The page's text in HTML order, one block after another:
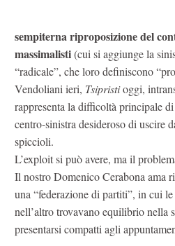
sempiterna riproposizione del
massimalisti(cui si aggiunge la
“radicale”, che loro definiscono
Vendoliani ieri, Tsipristioggi,
rappresenta la difficoltà principale
centro-sinistra desideroso di uscire
spiccioli.
L’exploit si può avere, ma il
Il nostro Domenico Cerabona ama
una “federazione di partiti”, in cui
nell’altro trovavano equilibrio nella
presentarsi compatti agli